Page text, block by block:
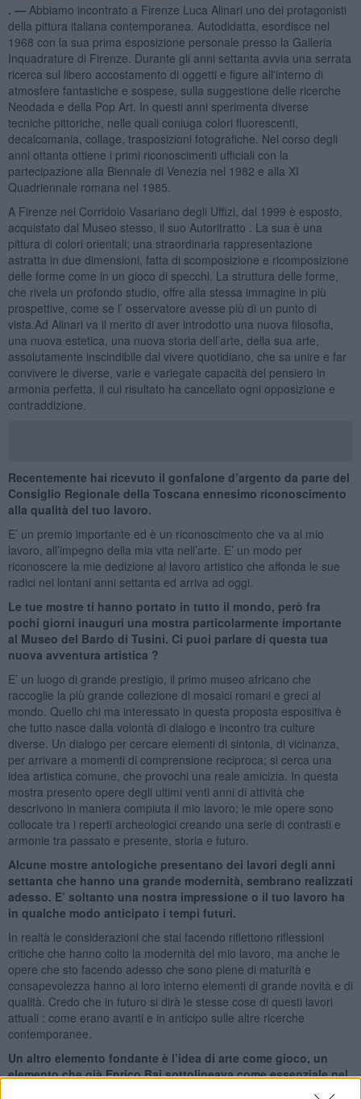
. — Abbiamo incontrato a Firenze Luca Alinari uno dei protagonisti
della pittura italiana contemporanea. Autodidatta, esordisce nel
1968 con la sua prima esposizione personale presso la Galleria
Inquadrature di Firenze. Durante gli anni settanta avvia una serrata
ricerca sul libero accostamento di oggetti e figure all'interno di
atmosfere fantastiche e sospese, sulla suggestione delle ricerche
Neodada e della Pop Art. In questi anni sperimenta diverse
tecniche pittoriche, nelle quali coniuga colori fluorescenti,
decalcomania, collage, trasposizioni fotografiche. Nel corso degli
anni ottanta ottiene i primi riconoscimenti ufficiali con la
partecipazione alla Biennale di Venezia nel 1982 e alla XI
Quadriennale romana nel 1985.
A Firenze nel Corridoio Vasariano degli Uffizi, dal 1999 è esposto,
acquistato dal Museo stesso, il suo Autoritratto . La sua è una
pittura di colori orientali; una straordinaria rappresentazione
astratta in due dimensioni, fatta di scomposizione e ricomposizione
delle forme come in un gioco di specchi. La struttura delle forme,
che rivela un profondo studio, offre alla stessa immagine in più
prospettive, come se l’ osservatore avesse più di un punto di
vista.Ad Alinari va il merito di aver introdotto una nuova filosofia,
una nuova estetica, una nuova storia dell’arte, della sua arte,
assolutamente inscindibile dal vivere quotidiano, che sa unire e far
convivere le diverse, varie e variegate capacità del pensiero in
armonia perfetta, il cui risultato ha cancellato ogni opposizione e
contraddizione.
Recentemente hai ricevuto il gonfalone d’argento da parte del
Consiglio Regionale della Toscana ennesimo riconoscimento
alla qualità del tuo lavoro.
E’ un premio importante ed è un riconoscimento che va al mio
lavoro, all’impegno della mia vita nell’arte. E’ un modo per
riconoscere la mie dedizione al lavoro artistico che affonda le sue
radici nei lontani anni settanta ed arriva ad oggi.
Le tue mostre ti hanno portato in tutto il mondo, però fra
pochi giorni inauguri una mostra particolarmente importante
al Museo del Bardo di Tusini. Ci puoi parlare di questa tua
nuova avventura artistica ?
E’ un luogo di grande prestigio, il primo museo africano che
raccoglie la più grande collezione di mosaici romani e greci al
mondo. Quello chi ma interessato in questa proposta espositiva è
che tutto nasce dalla volontà di dialogo e incontro tra culture
diverse. Un dialogo per cercare elementi di sintonia, di vicinanza,
per arrivare a momenti di comprensione reciproca; si cerca una
idea artistica comune, che provochi una reale amicizia. In questa
mostra presento opere degli ultimi venti anni di attività che
descrivono in maniera compiuta il mio lavoro; le mie opere sono
collocate tra i reperti archeologici creando una serie di contrasti e
armonie tra passato e presente, storia e futuro.
Alcune mostre antologiche presentano dei lavori degli anni
settanta che hanno una grande modernità, sembrano realizzati
adesso. E’ soltanto una nostra impressione o il tuo lavoro ha
in qualche modo anticipato i tempi futuri.
In realtà le considerazioni che stai facendo riflettono riflessioni
critiche che hanno colto la modernità del mio lavoro, ma anche le
opere che sto facendo adesso che sono piene di maturità e
consapevolezza hanno al loro interno elementi di grande novità e di
qualità. Credo che in futuro si dirà le stesse cose di questi lavori
attuali : come erano avanti e in anticipo sulle altre ricerche
contemporanee.
Un altro elemento fondante è l’idea di arte come gioco, un
elemento che già Enrico Baj sottolineava come essenziale nel